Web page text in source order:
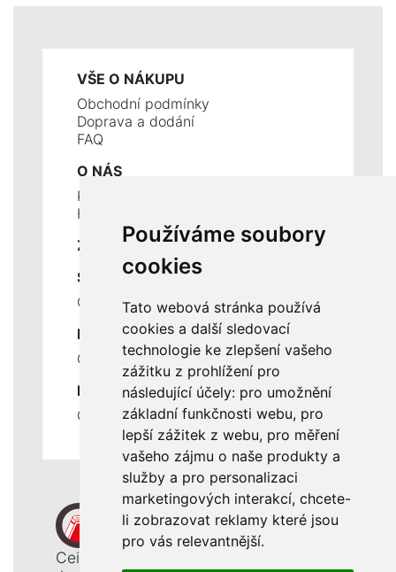
Používáme soubory
cookies
Tato webová stránka používá
cookies a další sledovací
technologie ke zlepšení vašeho
zážitku z prohlížení pro
následující účely: pro umožnění
základní funkčnosti webu, pro
lepší zážitek z webu, pro měření
vašeho zájmu o naše produkty a
služby a pro personalizaci
marketingových interakcí, chcete-
li zobrazovat reklamy které jsou
pro vás relevantnější.
VŠE O NÁKUPU
Obchodní podmínky
Doprava a dodání
FAQ
O NÁS
Kontakty
Historie a současnost
ZÁKLADNÍ ÚDAJE
SLUŽBY
Ceník servisních prací
DŮLEŽITÉ INFORMACE
Ochrana osobních údajů
RYCHLÉ ODKAZY
Odstoupení od smlouvy
Ceiba, s. r. o.